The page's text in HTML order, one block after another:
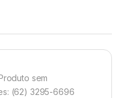
sem
(62) 3295-6696